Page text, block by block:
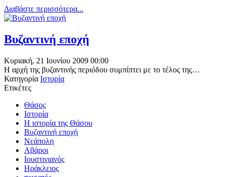
Διαβάστε περισσότερα...
Βυζαντινή εποχή
Κυριακή, 21 Ιουνίου 2009 00:00
Η αρχή της βυζαντινής περιόδου συμπίπτει με το τέλος της…
Κατηγορία Ιστορία
Ετικέτες
Θάσος
Ιστορία
Η ιστορία της Θάσου
Βυζαντινή εποχή
Νεάπολη
Αβάροι
Ιουστινιανός
Ηράκλειος